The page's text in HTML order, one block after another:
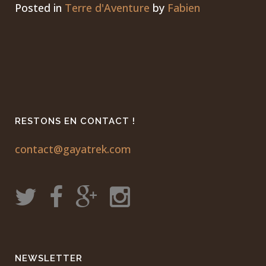
Posted in Terre d'Aventure by Fabien
RESTONS EN CONTACT !
contact@gayatrek.com
NEWSLETTER